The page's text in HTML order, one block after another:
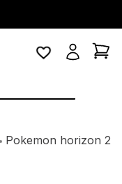
pokemon horizon 2